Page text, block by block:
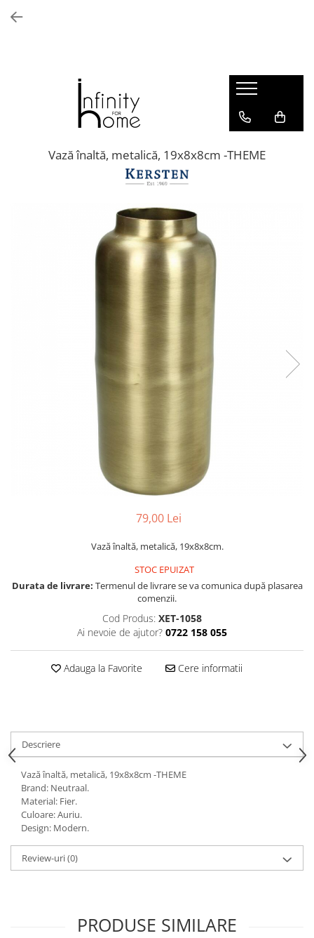
Biblioteci și rafturi
Masute auxiliare
Comode living
Console extensibile
Scaune de bar / insula
Oglinzi hol
Decoratiuni interioare
Accesorii decorative
Ghivece si jardiniere
Accesorii pentru servire
Textile pentru casa
Corpuri de iluminat
Home Office
Designers' Choice
Vază înaltă, metalică, 19x8x8cm -THEME
79,00 Lei
Vază înaltă, metalică, 19x8x8cm.
STOC EPUIZAT
Durata de livrare: Termenul de livrare se va comunica după plasarea
comenzii.
Cod Produs: XET-1058
Ai nevoie de ajutor? 0722 158 055
Adauga la Favorite Cere informatii
Descriere
Vază înaltă, metalică, 19x8x8cm -THEME
Brand: Neutraal.
Material: Fier.
Culoare: Auriu.
Design: Modern.
Review-uri(0)
PRODUSE SIMILARE